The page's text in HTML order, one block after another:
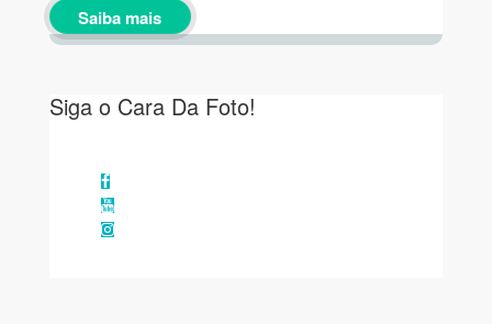
Saiba mais
Siga o Cara Da Foto!
Facebook
YouTube
Instagram